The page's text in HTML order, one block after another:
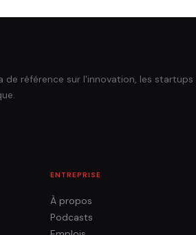
de référence sur l'innovation, les startups
ENTREPRISE
À propos
Podcasts